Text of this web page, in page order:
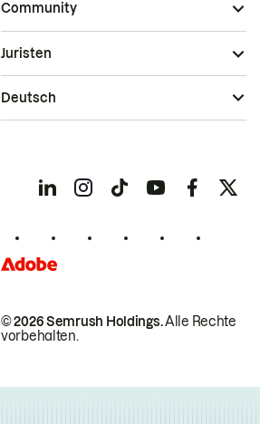
Community
© 2026 Semrush Holdings.Alle Rechte
vorbehalten.
Juristen
Deutsch